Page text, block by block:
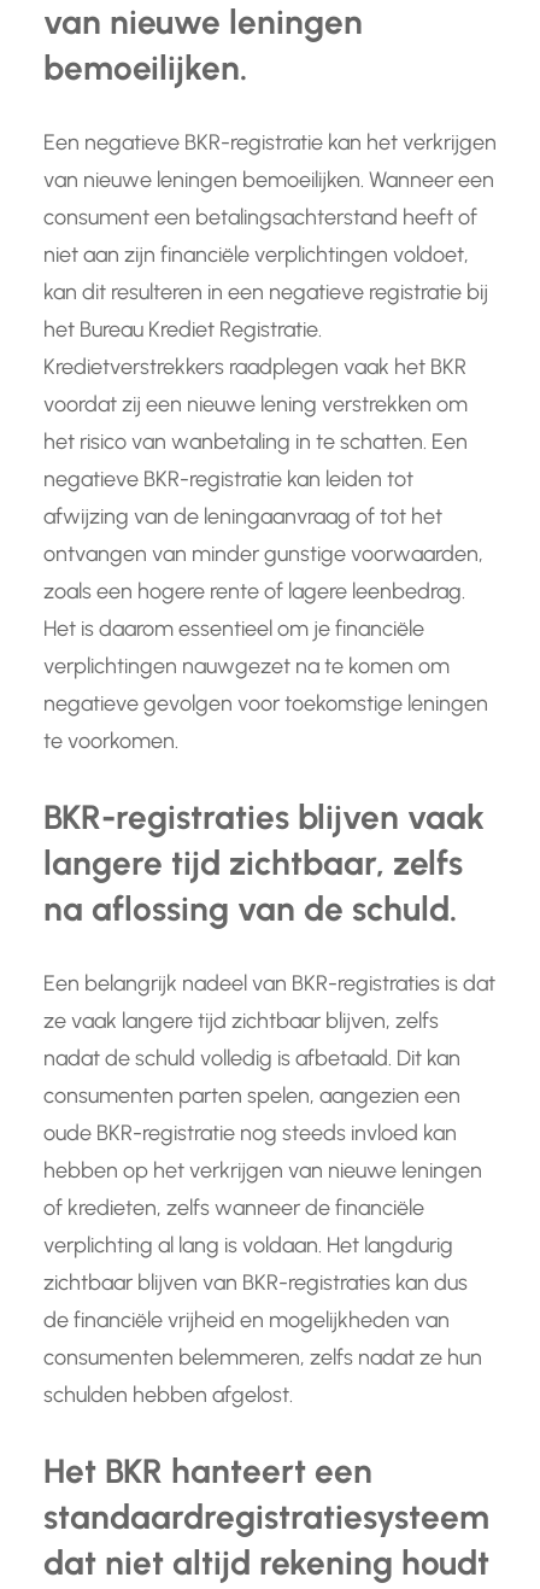
van nieuwe leningen
bemoeilijken.
Een negatieve BKR-registratie kan het verkrijgen
van nieuwe leningen bemoeilijken. Wanneer een
consument een betalingsachterstand heeft of
niet aan zijn financiële verplichtingen voldoet,
kan dit resulteren in een negatieve registratie bij
het Bureau Krediet Registratie.
Kredietverstrekkers raadplegen vaak het BKR
voordat zij een nieuwe lening verstrekken om
het risico van wanbetaling in te schatten. Een
negatieve BKR-registratie kan leiden tot
afwijzing van de leningaanvraag of tot het
ontvangen van minder gunstige voorwaarden,
zoals een hogere rente of lagere leenbedrag.
Het is daarom essentieel om je financiële
verplichtingen nauwgezet na te komen om
negatieve gevolgen voor toekomstige leningen
te voorkomen.
BKR-registraties blijven vaak
langere tijd zichtbaar, zelfs
na aflossing van de schuld.
Een belangrijk nadeel van BKR-registraties is dat
ze vaak langere tijd zichtbaar blijven, zelfs
nadat de schuld volledig is afbetaald. Dit kan
consumenten parten spelen, aangezien een
oude BKR-registratie nog steeds invloed kan
hebben op het verkrijgen van nieuwe leningen
of kredieten, zelfs wanneer de financiële
verplichting al lang is voldaan. Het langdurig
zichtbaar blijven van BKR-registraties kan dus
de financiële vrijheid en mogelijkheden van
consumenten belemmeren, zelfs nadat ze hun
schulden hebben afgelost.
Het BKR hanteert een
standaardregistratiesysteem
dat niet altijd rekening houdt